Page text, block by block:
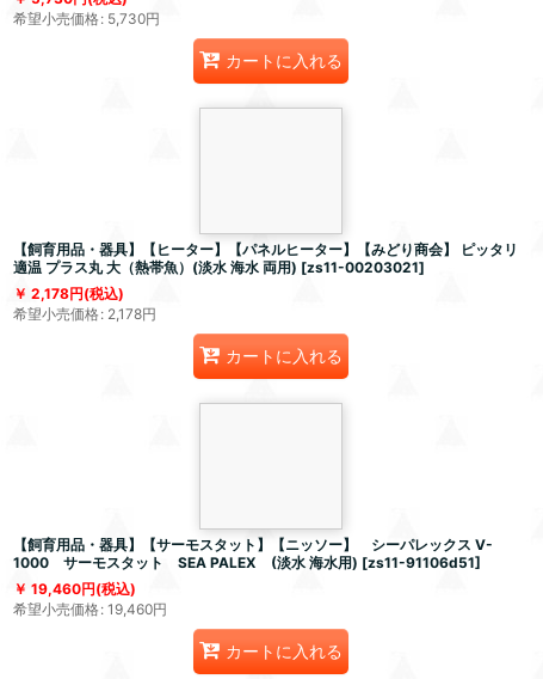
希望小売価格: 5,730円
カートに入れる
【飼育用品・器具】【ヒーター】【パネルヒーター】【みどり商会】 ピッタリ
適温 プラス丸 大（熱帯魚）(淡水 海水 両用) [zs11-00203021]
2,178円(税込)
希望小売価格: 2,178円
カートに入れる
【飼育用品・器具】【サーモスタット】【ニッソー】 シーパレックス V-
1000 サーモスタット SEA PALEX (淡水 海水用) [zs11-91106d51]
19,460円(税込)
希望小売価格: 19,460円
カートに入れる